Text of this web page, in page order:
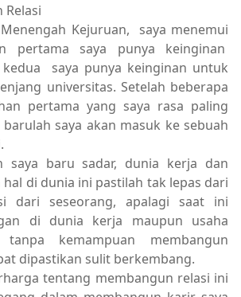
Relasi
Kejuruan, saya menemui
pertama saya punya keinginan
saya punya keinginan untuk
universitas. Setelah beberapa
pertama yang saya rasa paling
saya akan masuk ke sebuah
saya baru sadar, dunia kerja dan
di dunia ini pastilah tak lepas dari
dari seseorang, apalagi saat ini
di dunia kerja maupun usaha
kemampuan membangun
dipastikan sulit berkembang.
tentang membangun relasi ini